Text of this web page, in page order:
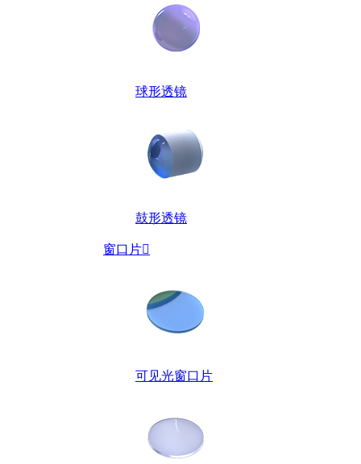
球形透镜
鼓形透镜
窗口片
可见光窗口片